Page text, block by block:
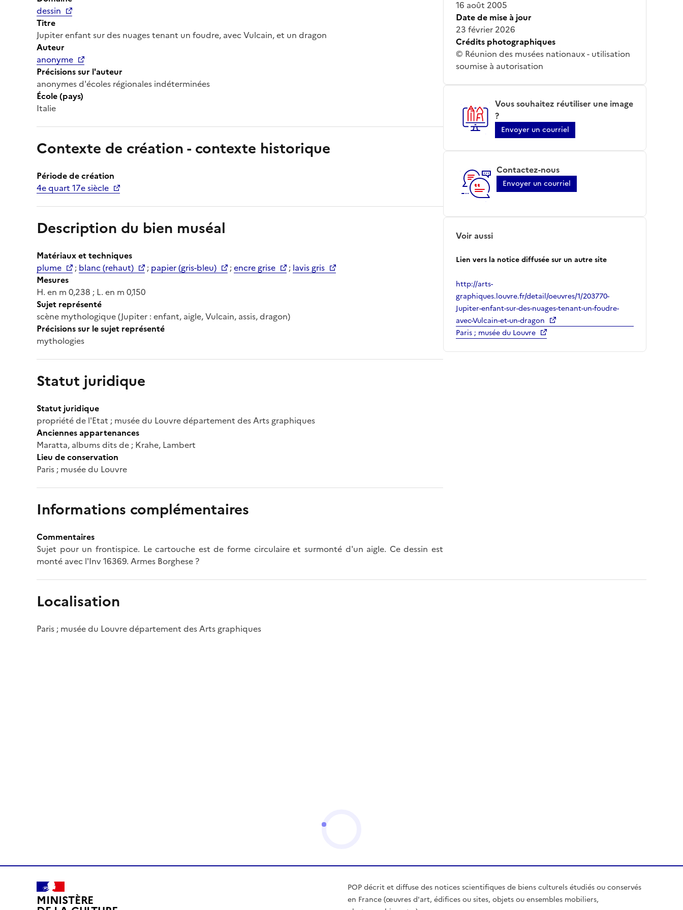
dessin
Titre
Jupiter enfant sur des nuages tenant un foudre, avec Vulcain, et un dragon
Auteur
anonyme
Précisions sur l'auteur
anonymes d'écoles régionales indéterminées
École (pays)
Italie
Contexte de création - contexte historique
Période de création
4e quart 17e siècle
Description du bien muséal
Matériaux et techniques
plume
; blanc (rehaut) ; papier (gris-bleu) ;encre grise ; lavis gris
Mesures
H. en m 0,238 ; L. en m 0,150
Sujet représenté
scène mythologique (Jupiter : enfant, aigle, Vulcain, assis, dragon)
Précisions sur le sujet représenté
mythologies
Statut juridique
Statut juridique
propriété de l'Etat ; musée du Louvre département des Arts graphiques
Anciennes appartenances
Maratta, albums dits de ; Krahe, Lambert
Lieu de conservation
Paris ; musée du Louvre
Informations complémentaires
Commentaires
Sujet pour un frontispice. Le cartouche est de forme circulaire et surmonté d'un aigle. Ce dessin est
monté avec l'Inv 16369. Armes Borghese ?
16 août 2005
Date de mise à jour
23 février 2026
Crédits photographiques
© Réunion des musées nationaux - utilisation
soumise à autorisation
Vous souhaitez réutiliser une image
?
Envoyer un courriel
Contactez-nous
Envoyer un courriel
Voir aussi
Lien vers la notice diffusée sur un autre site
http://arts-
graphiques.louvre.fr/detail/oeuvres/1/203770-
Jupiter-enfant-sur-des-nuages-tenant-un-foudre-
avec-Vulcain-et-un-dragon
Paris ; musée du Louvre
Localisation
Paris ; musée du Louvre département des Arts graphiques
MINISTÈRE
POP décrit et diffuse des notices scientifiques de biens culturels étudiés ou conservés
en France (œuvres d'art, édifices ou sites, objets ou ensembles mobiliers,